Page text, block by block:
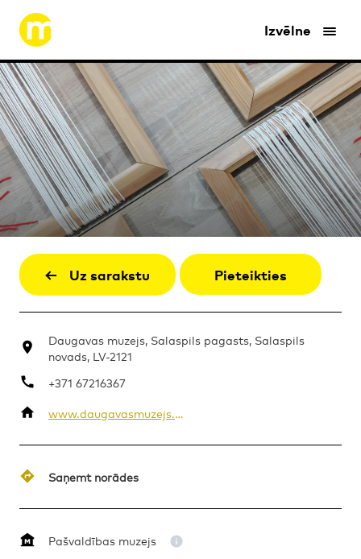
Izvēlne
Uz sarakstu Pieteikties
Daugavas muzejs, Salaspils pagasts, Salaspils
novads, LV-2121
+371 67216367
www.daugavasmuzejs.lv/lv/
Saņemt norādes
Pašvaldības muzejs